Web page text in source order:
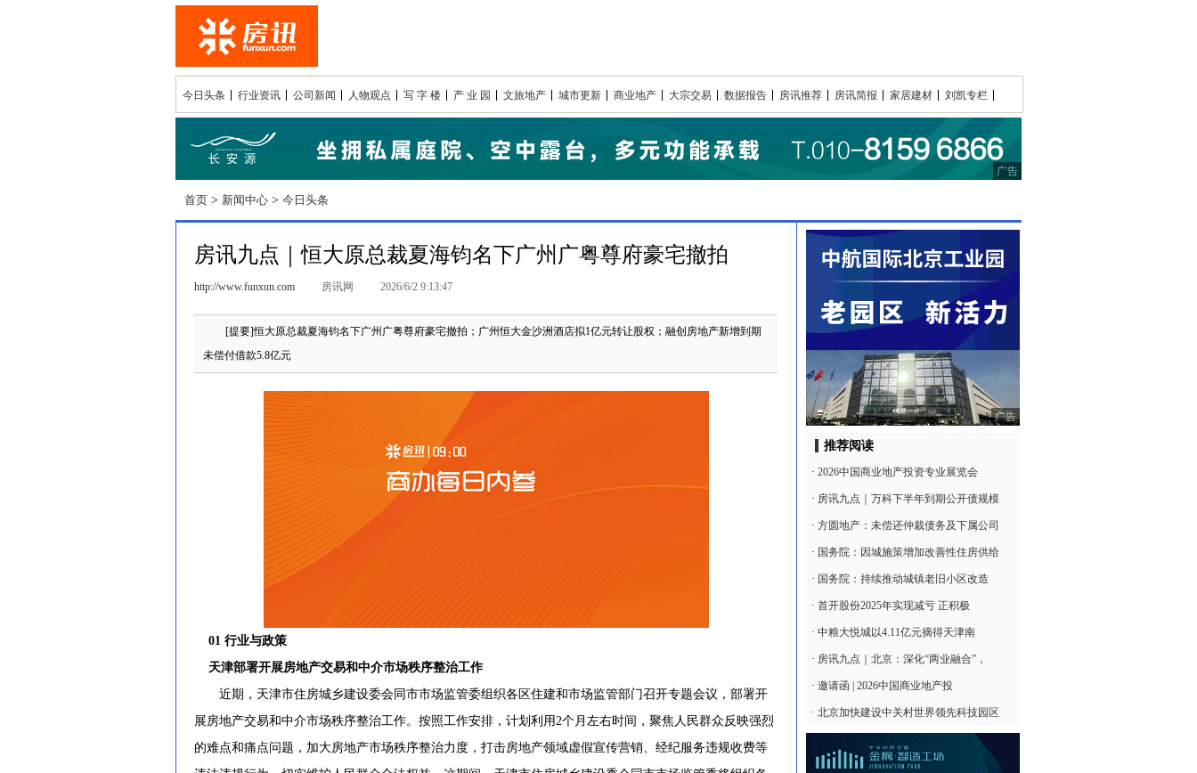
今日头条 行业资讯 公司新闻 人物观点 写 字 楼 产 业 园 文旅地产 城市更新 商业地产 大宗交易 数据报告 房讯推荐 房讯简报 家居建材 刘凯专栏
广告
首页 > 新闻中心 > 今日头条
房讯九点｜恒大原总裁夏海钧名下广州广粤尊府豪宅撤拍
http://www.funxun.com 房讯网 2026/6/2 9:13:47
[提要]恒大原总裁夏海钧名下广州广粤尊府豪宅撤拍；广州恒大金沙洲酒店拟1亿元转让股权；融创房地产新增到期
未偿付借款5.8亿元
01 行业与政策
天津部署开展房地产交易和中介市场秩序整治工作
近期，天津市住房城乡建设委会同市市场监管委组织各区住建和市场监管部门召开专题会议，部署开
展房地产交易和中介市场秩序整治工作。按照工作安排，计划利用2个月左右时间，聚焦人民群众反映强烈
的难点和痛点问题，加大房地产市场秩序整治力度，打击房地产领域虚假宣传营销、经纪服务违规收费等
广告
推荐阅读
· 2026中国商业地产投资专业展览会
· 房讯九点｜万科下半年到期公开债规模
· 方圆地产：未偿还仲裁债务及下属公司
· 国务院：因城施策增加改善性住房供给
· 国务院：持续推动城镇老旧小区改造
· 首开股份2025年实现减亏 正积极
· 中粮大悦城以4.11亿元摘得天津南
· 房讯九点｜北京：深化“两业融合”，
· 邀请函 | 2026中国商业地产投
· 北京加快建设中关村世界领先科技园区